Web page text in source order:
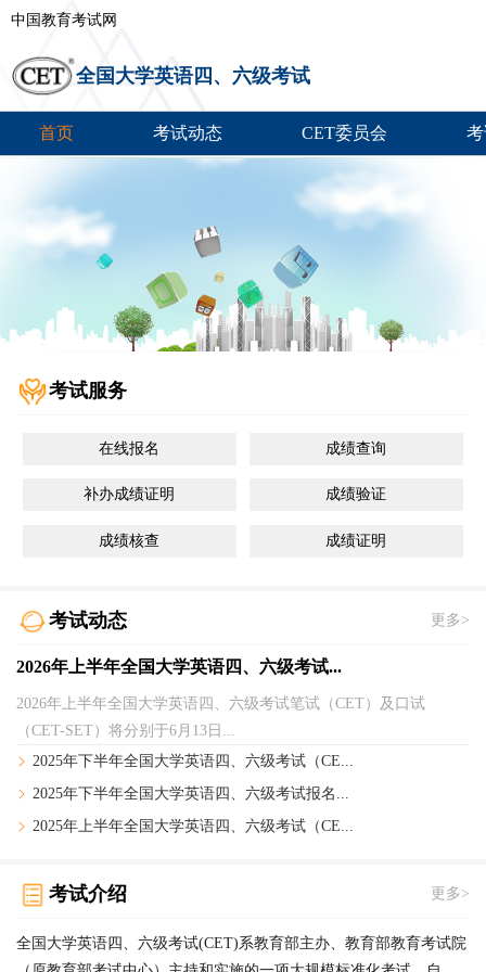
中国教育考试网
全国大学英语四、六级考试
首页 考试动态 CET委员会
考试服务
在线报名 成绩查询
补办成绩证明 成绩验证
成绩核查 成绩证明
考试动态 更多>
2026年上半年全国大学英语四、六级考试...
2026年上半年全国大学英语四、六级考试笔试（CET）及口试
（CET-SET）将分别于6月13日...
2025年下半年全国大学英语四、六级考试（CE...
2025年下半年全国大学英语四、六级考试报名...
2025年上半年全国大学英语四、六级考试（CE...
考试介绍 更多>
全国大学英语四、六级考试(CET)系教育部主办、教育部教育考试院